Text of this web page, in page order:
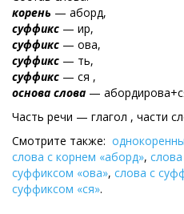
корень — аборд,
суффикс — ир,
суффикс — ова,
суффикс — ть,
суффикс — ся ,
основа слова —
Часть речи — глагол , части
Смотрите также:
слова с корнем «аборд»,
суффиксом «ова», слова с
суффиксом «ся».